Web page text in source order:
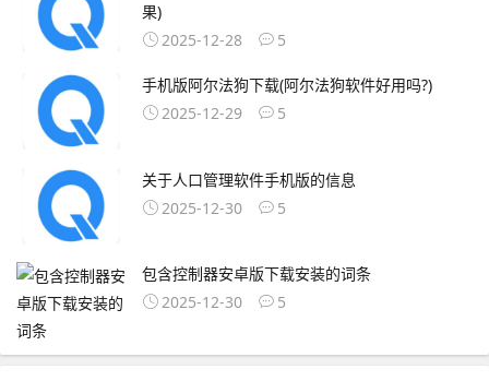
果)
2025-12-28
5
手机版阿尔法狗下载(阿尔法狗软件好用吗?)
2025-12-29
5
关于人口管理软件手机版的信息
2025-12-30
5
包含控制器安卓版下载安装的词条
2025-12-30
5